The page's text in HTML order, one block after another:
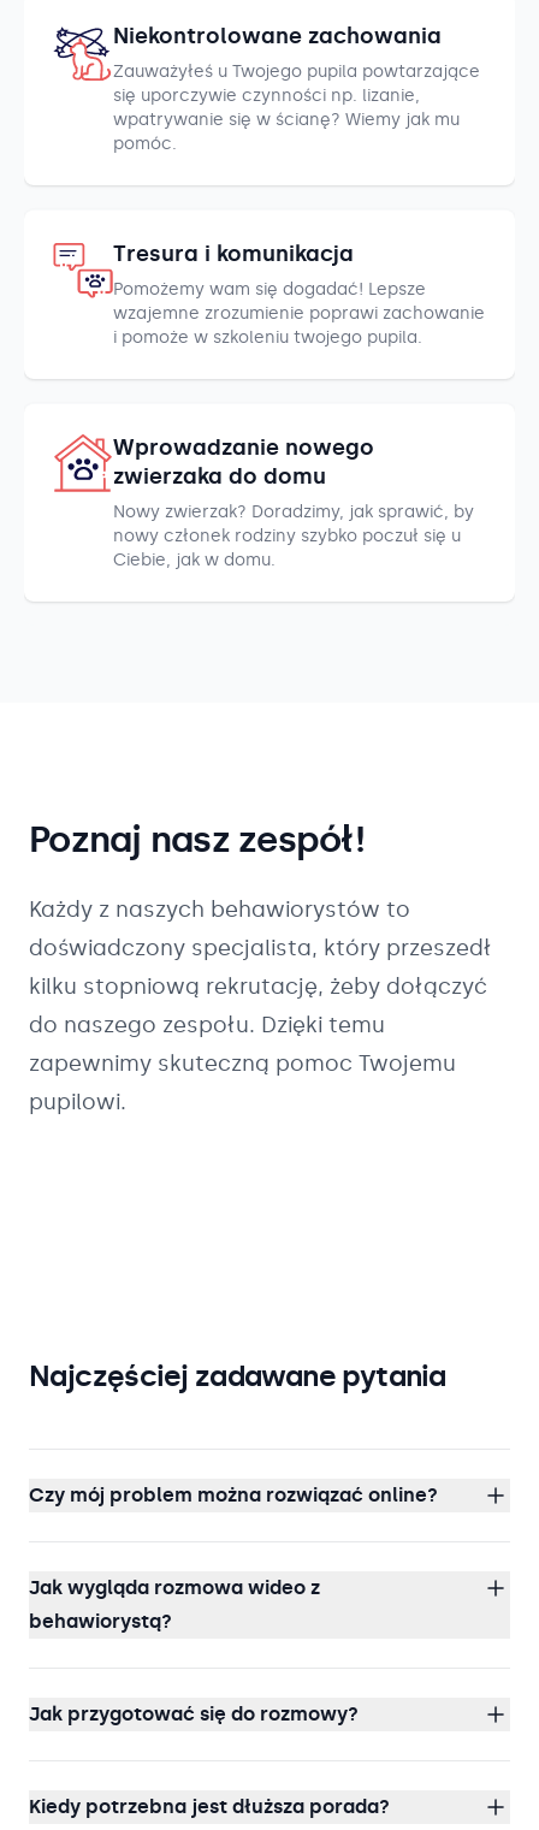
Niekontrolowane zachowania
Zauważyłeś u Twojego pupila powtarzające
się uporczywie czynności np. lizanie,
wpatrywanie się w ścianę? Wiemy jak mu
pomóc.
Tresura i komunikacja
Pomożemy wam się dogadać! Lepsze
wzajemne zrozumienie poprawi zachowanie
i pomoże w szkoleniu twojego pupila.
Wprowadzanie nowego
zwierzaka do domu
Nowy zwierzak? Doradzimy, jak sprawić, by
nowy członek rodziny szybko poczuł się u
Ciebie, jak w domu.
Poznaj nasz zespół!
Każdy z naszych behawiorystów to
doświadczony specjalista, który przeszedł
kilku stopniową rekrutację, żeby dołączyć
do naszego zespołu. Dzięki temu
zapewnimy skuteczną pomoc Twojemu
pupilowi.
Najczęściej zadawane pytania
Czy mój problem można rozwiązać online?
Jak wygląda rozmowa wideo z
behawiorystą?
Jak przygotować się do rozmowy?
Kiedy potrzebna jest dłuższa porada?